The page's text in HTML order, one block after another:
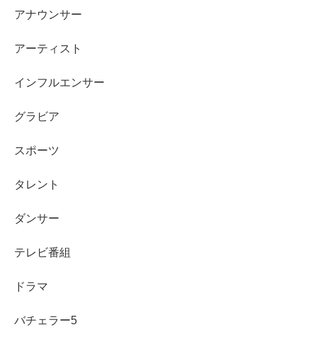
アナウンサー
アーティスト
インフルエンサー
グラビア
スポーツ
タレント
ダンサー
テレビ番組
ドラマ
バチェラー5